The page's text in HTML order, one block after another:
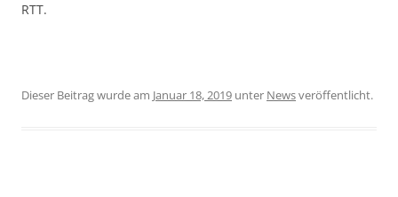
RTT.
Dieser Beitrag wurde am Januar 18, 2019 unter Newsveröffentlicht.